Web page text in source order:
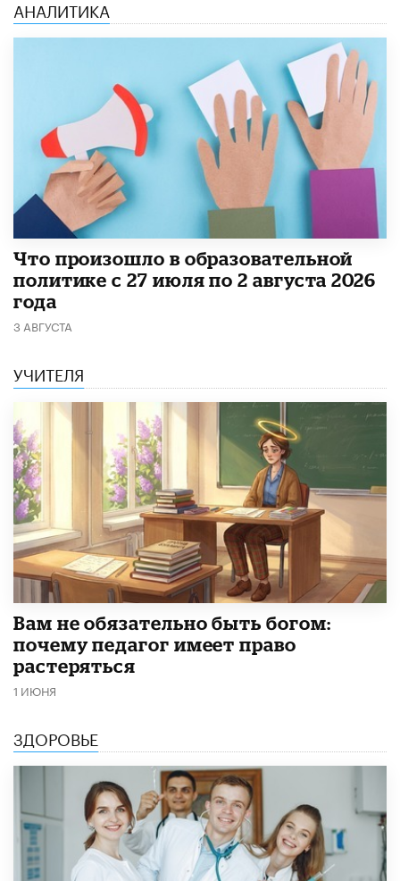
АНАЛИТИКА
​Что произошло в образовательной
политике с 27 июля по 2 августа 2026
года
3 АВГУСТА
УЧИТЕЛЯ
​Вам не обязательно быть богом:
почему педагог имеет право
растеряться
1 ИЮНЯ
ЗДОРОВЬЕ